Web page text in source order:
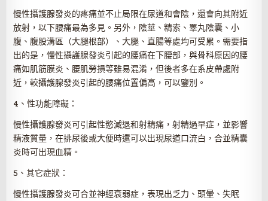
慢性攝護腺發炎的疼痛並不止局限在尿道和會陰，還會向其附近
放射，以下腰痛最為多見。另外，陰莖、精索、睪丸陰囊、小
腹、腹股溝區（大腿根部）、大腿、直腸等處均可受累。需要指
出的是，慢性攝護腺發炎引起的腰痛在下腰部，與骨科原因的腰
痛如肌筋膜炎、腰肌勞損等雖易混淆，但後者多在系皮帶處附
近，較攝護腺發炎引起的腰痛位置偏高，可以鑒別。
4、性功能障礙：
慢性攝護腺發炎可引起性慾減退和射精痛，射精過早症，並影響
精液質量，在排尿後或大便時還可以出現尿道口流白，合並精囊
炎時可出現血精。
5、其它症狀：
慢性攝護腺發炎可合並神經衰弱症，表現出乏力、頭暈、失眠